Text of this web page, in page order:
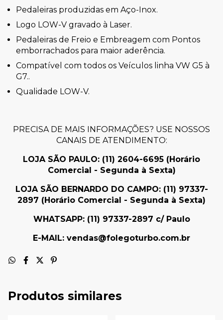
Pedaleiras produzidas em Aço-Inox.
Logo LOW-V gravado à Laser.
Pedaleiras de Freio e Embreagem com Pontos
emborrachados para maior aderência.
Compatível com todos os Veículos linha VW G5 à
G7..
Qualidade LOW-V.
PRECISA DE MAIS INFORMAÇÕES? USE NOSSOS
CANAIS DE ATENDIMENTO:
LOJA SÃO PAULO: (11) 2604-6695 (Horário
Comercial - Segunda à Sexta)
LOJA SÃO BERNARDO DO CAMPO: (11) 97337-
2897 (Horário Comercial - Segunda à Sexta)
WHATSAPP: (11) 97337-2897 c/ Paulo
E-MAIL: vendas@folegoturbo.com.br
Produtos similares